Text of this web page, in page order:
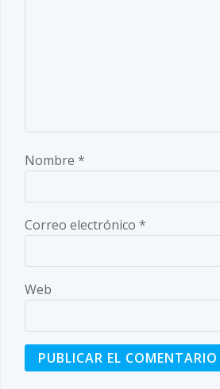
Nombre *
Correo electrónico *
Web